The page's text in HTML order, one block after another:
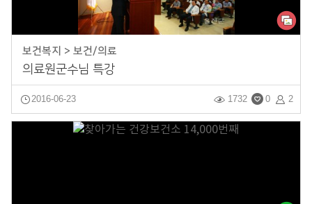
보건복지 > 보건/의료
의료원군수님 특강
2016-06-23 2
0
1732